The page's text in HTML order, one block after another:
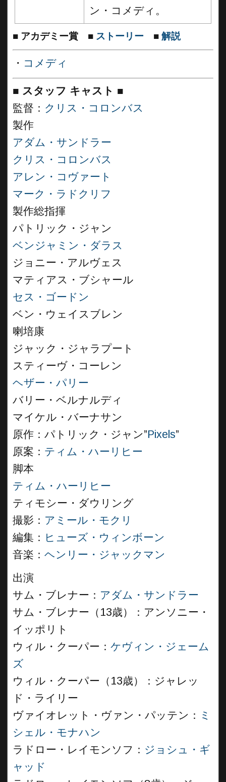
ン・コメディ。
■ アカデミー賞 ■ ストーリー ■ 解説
・ コメディ
■ スタッフ キャスト ■
監督： クリス・コロンバス
製作
アダム・サンドラー
クリス・コロンバス
アレン・コヴァート
マーク・ラドクリフ
製作総指揮
パトリック・ジャン
ベンジャミン・ダラス
ジョニー・アルヴェス
マティアス・ブシャール
セス・ゴードン
ベン・ウェイスブレン
喇培康
ジャック・ジャラプート
スティーヴ・コーレン
ヘザー・パリー
バリー・ベルナルディ
マイケル・バーナサン
原作：パトリック・ジャン”Pixels”
原案： ティム・ハーリヒー
脚本
ティム・ハーリヒー
ティモシー・ダウリング
撮影： アミール・モクリ
編集： ヒューズ・ウィンボーン
音楽： ヘンリー・ジャックマン
出演
サム・ブレナー： アダム・サンドラー
サム・ブレナー（13歳）：アンソニー・
イッポリト
ウィル・クーパー： ケヴィン・ジェーム
ズ
ウィル・クーパー（13歳）：ジャレッ
ド・ライリー
ヴァイオレット・ヴァン・パッテン： ミ
シェル・モナハン
ラドロー・レイモンソフ： ジョシュ・ギ
ャッド